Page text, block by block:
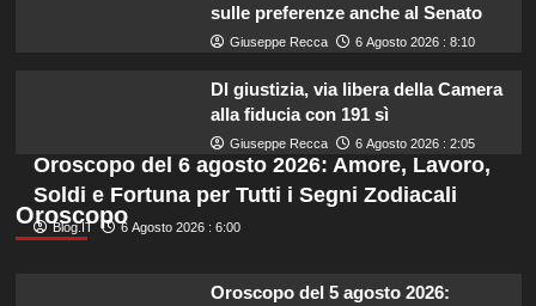
sulle preferenze anche al Senato
Giuseppe Recca 6 Agosto 2026 : 8:10
Dl giustizia, via libera della Camera
alla fiducia con 191 sì
Giuseppe Recca 6 Agosto 2026 : 2:05
Oroscopo
Oroscopo del 6 agosto 2026: Amore, Lavoro,
Soldi e Fortuna per Tutti i Segni Zodiacali
Blog.IT 6 Agosto 2026 : 6:00
Oroscopo del 5 agosto 2026: